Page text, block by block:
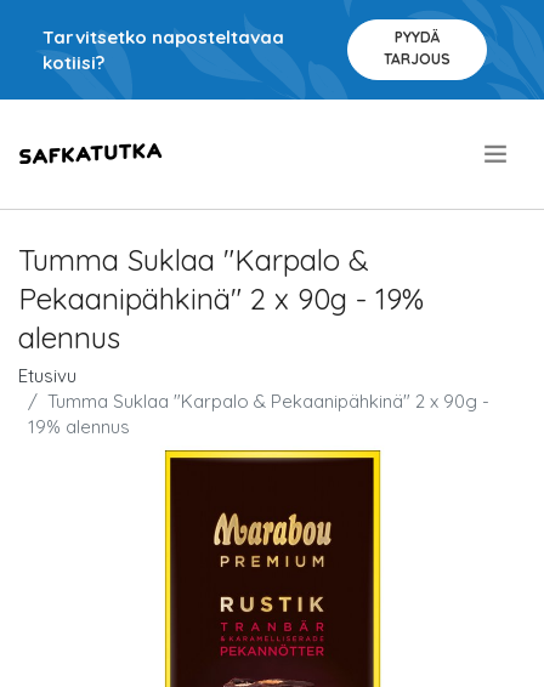
Tarvitsetko naposteltavaa
kotiisi?
PYYDÄ
TARJOUS
Tumma Suklaa "Karpalo &
Pekaanipähkinä" 2 x 90g - 19%
alennus
Etusivu
Tumma Suklaa "Karpalo & Pekaanipähkinä" 2 x 90g -
19% alennus